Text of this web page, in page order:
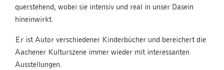
querstehend, wobei sie intensiv und real in unser Dasein
hineinwirkt.
Er ist Autor verschiedener Kinderbücher und bereichert die
Aachener Kulturszene immer wieder mit interessanten
Ausstellungen.